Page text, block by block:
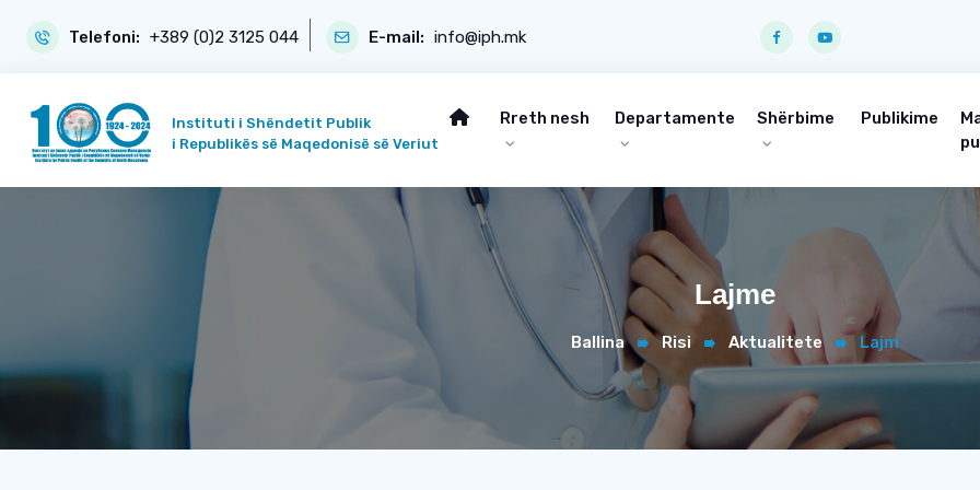
Telefoni: +389 (0)2 3125 044 E-mail: info@iph.mk
Instituti i Shëndetit Publik
i Republikës së Maqedonisë së Veriut
Rreth nesh Departamente Shërbime Publikime
Lajme
Ballina Risi Aktualitete Lajm